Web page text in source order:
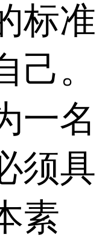
标准
己。
一名
须具
素